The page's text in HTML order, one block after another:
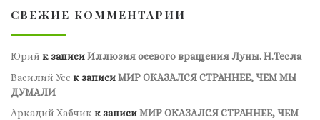
СВЕЖИЕ КОММЕНТАРИИ
Юрий к записиИллюзия осевого вращения Луны. Н.Тесла
Василий Усс к записиМИР ОКАЗАЛСЯ СТРАННЕЕ, ЧЕМ МЫ
ДУМАЛИ
Аркадий Хабчик к записиМИР ОКАЗАЛСЯ СТРАННЕЕ, ЧЕМ